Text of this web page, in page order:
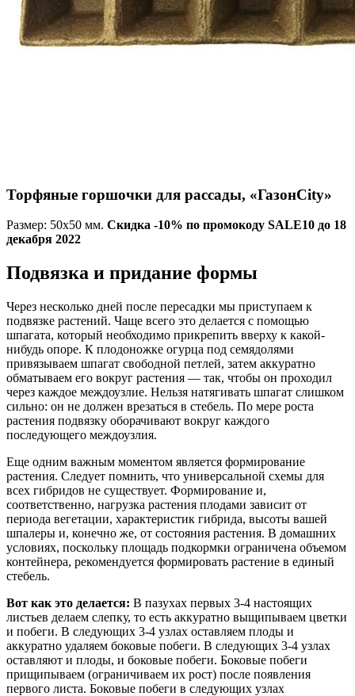
Торфяные горшочки для рассады, «ГазонCity»
Размер: 50х50 мм. Скидка -10% по промокоду SALE10 до 18
декабря 2022
Подвязка и придание формы
Через несколько дней после пересадки мы приступаем к
подвязке растений. Чаще всего это делается с помощью
шпагата, который необходимо прикрепить вверху к какой-
нибудь опоре. К плодоножке огурца под семядолями
привязываем шпагат свободной петлей, затем аккуратно
обматываем его вокруг растения — так, чтобы он проходил
через каждое междоузлие. Нельзя натягивать шпагат слишком
сильно: он не должен врезаться в стебель. По мере роста
растения подвязку оборачивают вокруг каждого
последующего междоузлия.
Еще одним важным моментом является формирование
растения. Следует помнить, что универсальной схемы для
всех гибридов не существует. Формирование и,
соответственно, нагрузка растения плодами зависит от
периода вегетации, характеристик гибрида, высоты вашей
шпалеры и, конечно же, от состояния растения. В домашних
условиях, поскольку площадь подкормки ограничена объемом
контейнера, рекомендуется формировать растение в единый
стебель.
Вот как это делается: В пазухах первых 3-4 настоящих
листьев делаем слепку, то есть аккуратно выщипываем цветки
и побеги. В следующих 3-4 узлах оставляем плоды и
аккуратно удаляем боковые побеги. В следующих 3-4 узлах
оставляют и плоды, и боковые побеги. Боковые побеги
прищипываем (ограничиваем их рост) после появления
первого листа. Боковые побеги в следующих узлах